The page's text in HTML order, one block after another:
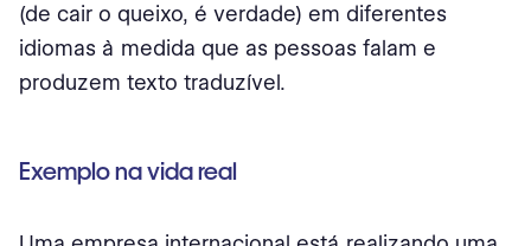
(de cair o queixo, é verdade) em diferentes
idiomas à medida que as pessoas falam e
produzem texto traduzível.
Exemplo na vida real